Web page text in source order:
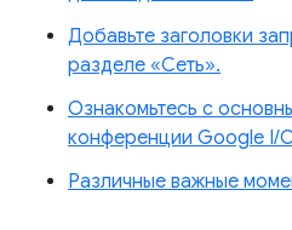
Добавьте заголовки
разделе «Сеть».
Ознакомьтесь с
конференции Google I/
Различные важные